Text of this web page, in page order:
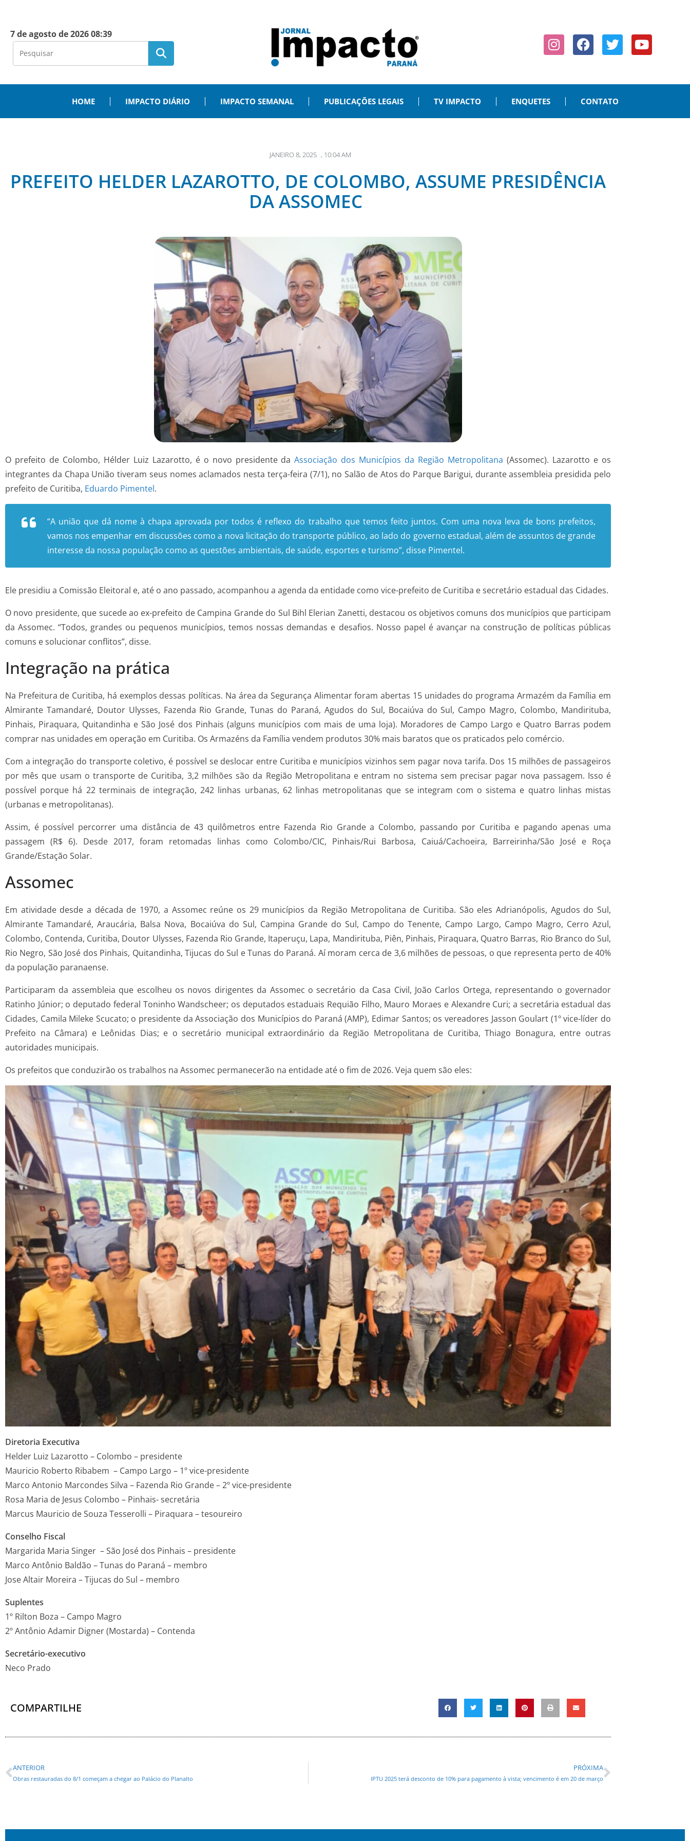
7 de agosto de 2026 08:39
HOME IMPACTO DIÁRIO IMPACTO SEMANAL PUBLICAÇÕES LEGAIS TV IMPACTO ENQUETES CONTATO
JANEIRO 8, 2025 , 10:04 AM
PREFEITO HELDER LAZAROTTO, DE COLOMBO, ASSUME PRESIDÊNCIA
DA ASSOMEC
O prefeito de Colombo, Hélder Luiz Lazarotto, é o novo presidente daAssociação dos Municípios da Região Metropolitana (Assomec). Lazarotto e os
integrantes da Chapa União tiveram seus nomes aclamados nesta terça-feira (7/1), no Salão de Atos do Parque Barigui, durante assembleia presidida pelo
prefeito de Curitiba, Eduardo Pimentel.
“A união que dá nome à chapa aprovada por todos é reflexo do trabalho que temos feito juntos. Com uma nova leva de bons prefeitos,
vamos nos empenhar em discussões como a nova licitação do transporte público, ao lado do governo estadual, além de assuntos de grande
interesse da nossa população como as questões ambientais, de saúde, esportes e turismo”, disse Pimentel.
Ele presidiu a Comissão Eleitoral e, até o ano passado, acompanhou a agenda da entidade como vice-prefeito de Curitiba e secretário estadual das Cidades.
O novo presidente, que sucede ao ex-prefeito de Campina Grande do Sul Bihl Elerian Zanetti, destacou os objetivos comuns dos municípios que participam
da Assomec. “Todos, grandes ou pequenos municípios, temos nossas demandas e desafios. Nosso papel é avançar na construção de políticas públicas
comuns e solucionar conflitos”, disse.
Integração na prática
Na Prefeitura de Curitiba, há exemplos dessas políticas. Na área da Segurança Alimentar foram abertas 15 unidades do programa Armazém da Família em
Almirante Tamandaré, Doutor Ulysses, Fazenda Rio Grande, Tunas do Paraná, Agudos do Sul, Bocaiúva do Sul, Campo Magro, Colombo, Mandirituba,
Pinhais, Piraquara, Quitandinha e São José dos Pinhais (alguns municípios com mais de uma loja). Moradores de Campo Largo e Quatro Barras podem
comprar nas unidades em operação em Curitiba. Os Armazéns da Família vendem produtos 30% mais baratos que os praticados pelo comércio.
Com a integração do transporte coletivo, é possível se deslocar entre Curitiba e municípios vizinhos sem pagar nova tarifa. Dos 15 milhões de passageiros
por mês que usam o transporte de Curitiba, 3,2 milhões são da Região Metropolitana e entram no sistema sem precisar pagar nova passagem. Isso é
possível porque há 22 terminais de integração, 242 linhas urbanas, 62 linhas metropolitanas que se integram com o sistema e quatro linhas mistas
(urbanas e metropolitanas).
Assim, é possível percorrer uma distância de 43 quilômetros entre Fazenda Rio Grande a Colombo, passando por Curitiba e pagando apenas uma
passagem (R$ 6). Desde 2017, foram retomadas linhas como Colombo/CIC, Pinhais/Rui Barbosa, Caiuá/Cachoeira, Barreirinha/São José e Roça
Grande/Estação Solar.
Assomec
Em atividade desde a década de 1970, a Assomec reúne os 29 municípios da Região Metropolitana de Curitiba. São eles Adrianópolis, Agudos do Sul,
Almirante Tamandaré, Araucária, Balsa Nova, Bocaiúva do Sul, Campina Grande do Sul, Campo do Tenente, Campo Largo, Campo Magro, Cerro Azul,
Colombo, Contenda, Curitiba, Doutor Ulysses, Fazenda Rio Grande, Itaperuçu, Lapa, Mandirituba, Piên, Pinhais, Piraquara, Quatro Barras, Rio Branco do Sul,
Rio Negro, São José dos Pinhais, Quitandinha, Tijucas do Sul e Tunas do Paraná. Aí moram cerca de 3,6 milhões de pessoas, o que representa perto de 40%
da população paranaense.
Participaram da assembleia que escolheu os novos dirigentes da Assomec o secretário da Casa Civil, João Carlos Ortega, representando o governador
Ratinho Júnior; o deputado federal Toninho Wandscheer; os deputados estaduais Requião Filho, Mauro Moraes e Alexandre Curi; a secretária estadual das
Cidades, Camila Mileke Scucato; o presidente da Associação dos Municípios do Paraná (AMP), Edimar Santos; os vereadores Jasson Goulart (1º vice-líder do
Prefeito na Câmara) e Leônidas Dias; e o secretário municipal extraordinário da Região Metropolitana de Curitiba, Thiago Bonagura, entre outras
autoridades municipais.
Os prefeitos que conduzirão os trabalhos na Assomec permanecerão na entidade até o fim de 2026. Veja quem são eles:
Diretoria Executiva
Helder Luiz Lazarotto – Colombo – presidente
Mauricio Roberto Ribabem – Campo Largo – 1º vice-presidente
Marco Antonio Marcondes Silva – Fazenda Rio Grande – 2º vice-presidente
Rosa Maria de Jesus Colombo – Pinhais- secretária
Marcus Mauricio de Souza Tesserolli – Piraquara – tesoureiro
Conselho Fiscal
Margarida Maria Singer – São José dos Pinhais – presidente
Marco Antônio Baldão – Tunas do Paraná – membro ­­­­­­­
Jose Altair Moreira – Tijucas do Sul – membro
Suplentes
1º Rilton Boza – Campo Magro
2ºAntônio Adamir Digner (Mostarda) – Contenda
Secretário-executivo
Neco Prado
COMPARTILHE
ANTERIOR
Obras restauradas do 8/1 começam a chegar ao Palácio do Planalto
PRÓXIMA
IPTU 2025 terá desconto de 10% para pagamento à vista; vencimento é em 20 de março